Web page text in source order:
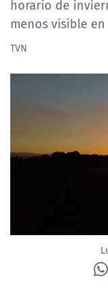
TVN PLAY
ACTUALIDAD Y
CANAL DE
ÁREA DE
horario de
menos visible
TVN